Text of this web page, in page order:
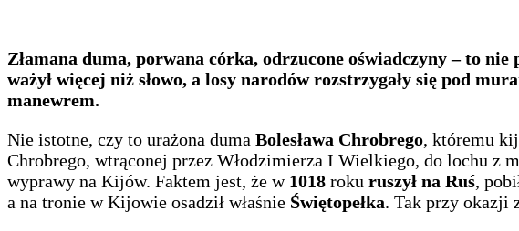
Złamana duma, porwana córka, odrzucone oświadczyny – to
ważył więcej niż słowo, a losy narodów rozstrzygały się pod
manewrem.
Nie istotne, czy to urażona duma Bolesława Chrobrego, któremu
Chrobrego, wtrąconej przez Włodzimierza I Wielkiego, do lochu z
wyprawy na Kijów. Faktem jest, że w 1018 roku ruszył na Ruś,
a na tronie w Kijowie osadził właśnie Świętopełka. Tak przy okazji